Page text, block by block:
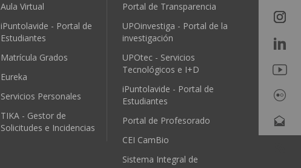
Aula Virtual
iPuntolavide - Portal de
Estudiantes
Matrícula Grados
Eureka
Servicios Personales
TIKA - Gestor de
Solicitudes e Incidencias
Portal de Transparencia
UPOinvestiga - Portal de la
investigación
UPOtec - Servicios
Tecnológicos e I+D
iPuntolavide - Portal de
Estudiantes
Portal de Profesorado
CEI CamBio
Sistema Integral de